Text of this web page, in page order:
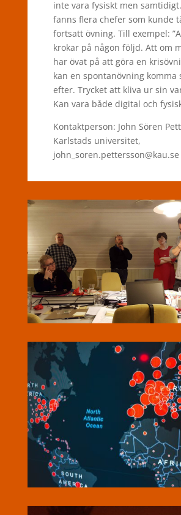
inte vara fysiskt men
fanns flera chefer som kunde
fortsatt övning. Till exempel:
krokar på någon följd. Att om
har övat på att göra en
kan en spontanövning komma
efter. Trycket att kliva ur sin
Kan vara både digital och
Kontaktperson: John Sören
Karlstads universitet,
john_soren.pettersson@kau.se